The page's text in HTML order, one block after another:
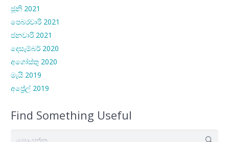
ජූනි 2021
පෙබරවාරි 2021
ජනවාරි 2021
දෙසැම්බර් 2020
අගෝස්තු 2020
මැයි 2019
අප්‍රේල් 2019
Find Something Useful
සොයන්න: